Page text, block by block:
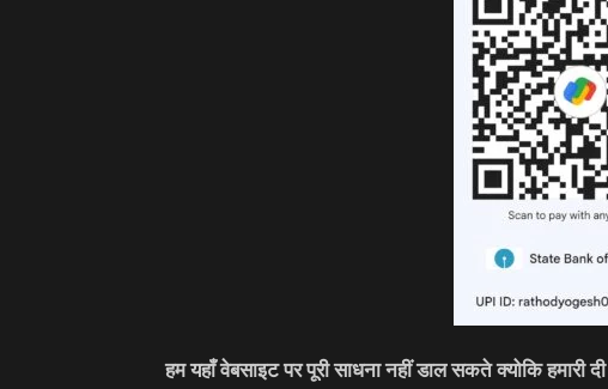
हम यहाँ वेबसाइट पर पूरी साधना नहीं डाल सकते क्योकि हमारी